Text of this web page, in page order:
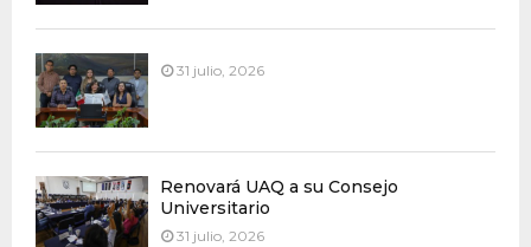
31 julio, 2026
Renovará UAQ a su Consejo
Universitario
31 julio, 2026